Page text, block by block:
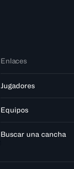
Enlaces
Jugadores
Equipos
Buscar una cancha